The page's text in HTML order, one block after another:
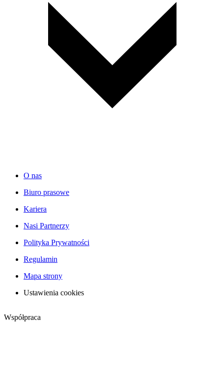
O nas
Biuro prasowe
Kariera
Nasi Partnerzy
Polityka Prywatności
Regulamin
Mapa strony
Ustawienia cookies
Współpraca